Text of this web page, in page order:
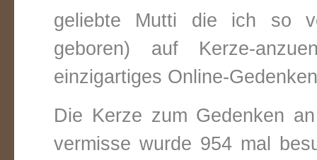
geliebte Mutti die ich so
geboren) auf Kerze-
einzigartiges Online-
Die Kerze zum Gedenken
vermisse wurde 954 mal